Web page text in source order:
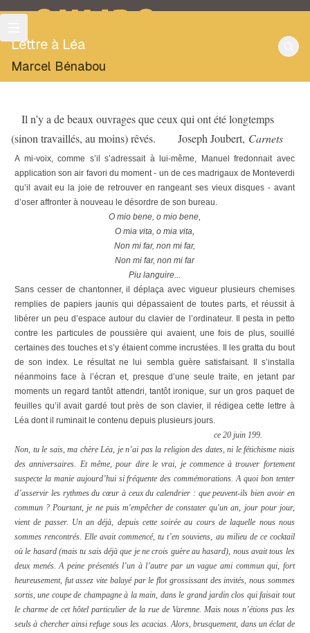
OULIPO
Lettre à Léa
Marcel Bénabou
Il n’y a de beaux ouvrages que ceux qui ont été longtemps
(sinon travaillés, au moins) rêvés. Joseph Joubert, Carnets
A mi-voix, comme s’il s’adressait à lui-même, Manuel fredonnait avec
application son air favori du moment - un de ces madrigaux de Monteverdi
qu’il avait eu la joie de retrouver en rangeant ses vieux disques - avant
d’oser affronter à nouveau le désordre de son bureau.
O mio bene, o mio bene,
O mia vita, o mia vita,
Non mi far, non mi far,
Non mi far, non mi far
Piu languire...
Sans cesser de chantonner, il déplaça avec vigueur plusieurs chemises
remplies de papiers jaunis qui dépassaient de toutes parts, et réussit à
libérer un peu d’espace autour du clavier de l’ordinateur. Il pesta in petto
contre les particules de poussière qui avaient, une fois de plus, souillé
certaines des touches et s’y étaient comme incrustées. Il les gratta du bout
de son index. Le résultat ne lui sembla guère satisfaisant. Il s’installa
néanmoins face à l’écran et, presque d’une seule traite, en jetant par
moments un regard tantôt attendri, tantôt ironique, sur un gros paquet de
feuilles qu’il avait gardé tout près de son clavier, il rédigea cette lettre à
Léa dont il ruminait le contenu depuis plusieurs jours.
ce 20 juin 199.
Non, tu le sais, ma chère Léa, je n’ai pas la religion des dates, ni le fétichisme niais
des anniversaires. Et même, pour dire le vrai, je commence à trouver fortement
suspecte la manie aujourd’hui si fréquente des commémorations. A quoi bon tenter
d’asservir les rythmes du cœur à ceux du calendrier : que peuvent-ils bien avoir en
commun ? Pourtant, je ne puis m'empêcher de constater qu'un an, jour pour jour,
vient de passer. Un an déjà, depuis cette soirée au cours de laquelle nous nous
sommes rencontrés. Elle avait commencé, tu t’en souviens, au milieu de ce cocktail
où le hasard (mais tu sais déjà que je ne crois guère au hasard), nous avait tous les
deux menés. A peine présentés l’un à l’autre par un vague ami commun qui, fort
heureusement, fut assez vite balayé par le flot grossissant des invités, nous sommes
sortis, une coupe de champagne à la main, dans le grand jardin clos qui faisait tout
le charme de cet hôtel particulier de la rue de Varenne. Mais nous n’étions pas les
seuls à chercher ainsi refuge sous les acacias. Alors, brusquement, dans un éclat de